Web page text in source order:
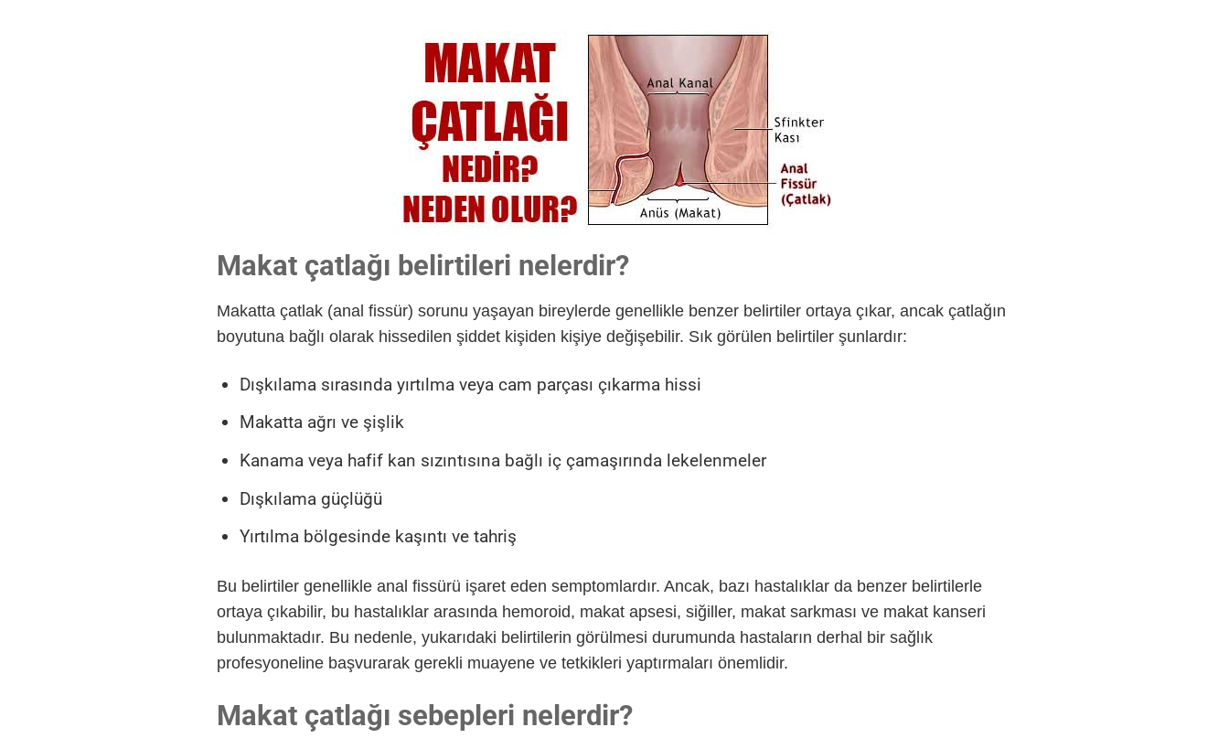
Makat çatlağı belirtileri nelerdir?
Makatta çatlak (anal fissür) sorunu yaşayan bireylerde genellikle benzer belirtiler ortaya çıkar, ancak çatlağın
boyutuna bağlı olarak hissedilen şiddet kişiden kişiye değişebilir. Sık görülen belirtiler şunlardır:
Dışkılama sırasında yırtılma veya cam parçası çıkarma hissi
Makatta ağrı ve şişlik
Kanama veya hafif kan sızıntısına bağlı iç çamaşırında lekelenmeler
Dışkılama güçlüğü
Yırtılma bölgesinde kaşıntı ve tahriş
Bu belirtiler genellikle anal fissürü işaret eden semptomlardır. Ancak, bazı hastalıklar da benzer belirtilerle
ortaya çıkabilir, bu hastalıklar arasında hemoroid, makat apsesi, siğiller, makat sarkması ve makat kanseri
bulunmaktadır. Bu nedenle, yukarıdaki belirtilerin görülmesi durumunda hastaların derhal bir sağlık
profesyoneline başvurarak gerekli muayene ve tetkikleri yaptırmaları önemlidir.
Makat çatlağı sebepleri nelerdir?